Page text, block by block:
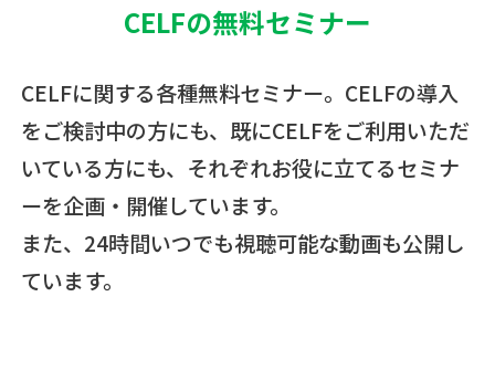
CELFの無料セミナー
CELFに関する各種無料セミナー。CELFの導入
をご検討中の方にも、 既にCELFをご利用いただ
いている方にも、それぞれお役に立てるセミナ
ーを企画・開催しています。
また、24時間いつでも視聴可能な動画も公開し
ています。